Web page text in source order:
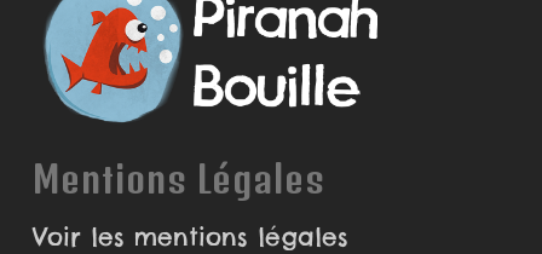
Mentions Légales
Voir les mentions légales